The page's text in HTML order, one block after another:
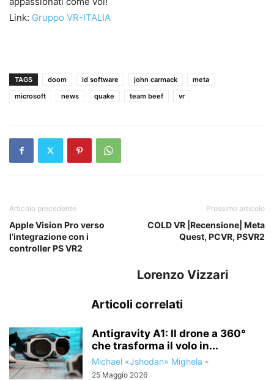
Link: Gruppo VR-ITALIA
TAGS doom id software john carmack
meta
microsoft
news quake team beef vr
Articolo precedente
Apple Vision Pro verso
l’integrazione con i
controller PS VR2
Prossimo articolo
COLD VR |Recensione| Meta
Quest, PCVR, PSVR2
Lorenzo Vizzari
Articoli correlati
Antigravity A1: Il drone a 360°
che trasforma il volo in...
Michael «Jshodan» Mighela -
25 Maggio 2026